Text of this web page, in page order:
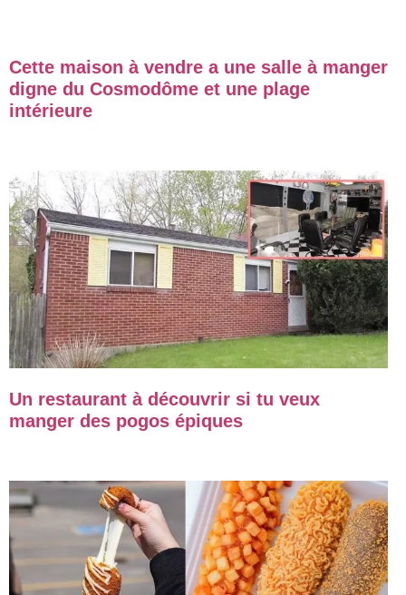
Cette maison à vendre a une salle à manger
digne du Cosmodôme et une plage
intérieure
Un restaurant à découvrir si tu veux
manger des pogos épiques